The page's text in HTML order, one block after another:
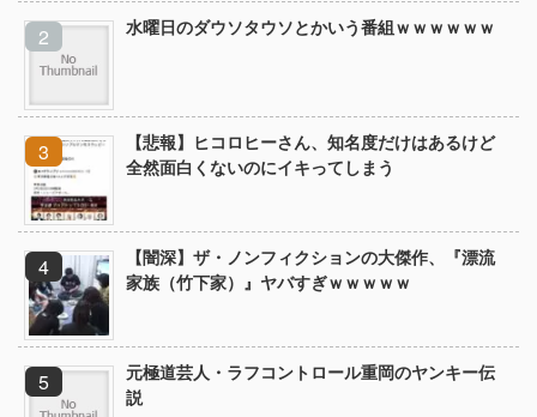
水曜日のダウソタウソとかいう番組ｗｗｗｗｗｗ
【悲報】ヒコロヒーさん、知名度だけはあるけど
全然面白くないのにイキってしまう
【闇深】ザ・ノンフィクションの大傑作、『漂流
家族（竹下家）』ヤバすぎｗｗｗｗｗ
元極道芸人・ラフコントロール重岡のヤンキー伝
説